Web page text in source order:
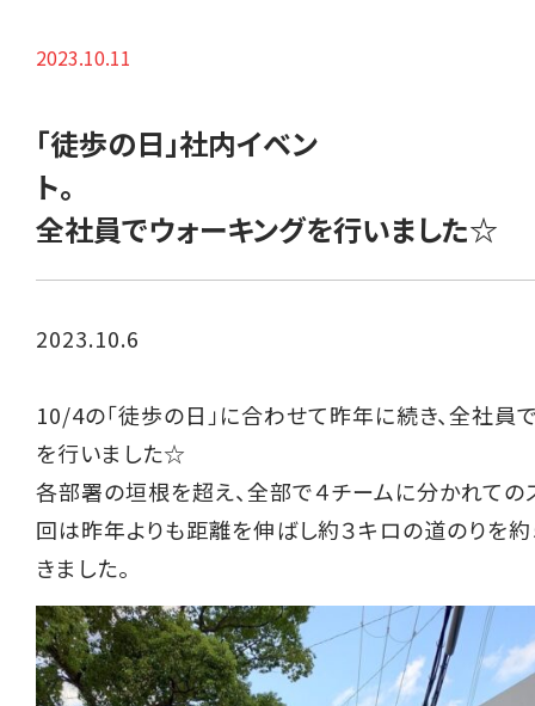
2023.10.11
「徒歩の日」社内イベン
ト
全社員でウォーキングを行いました☆
2023.10.6
10/4の「徒歩の日」に合わせて昨年に続き、全社員
を行いました☆
各部署の垣根を超え、全部で４チームに分かれての
回は昨年よりも距離を伸ばし約３キロの道のりを
きました。